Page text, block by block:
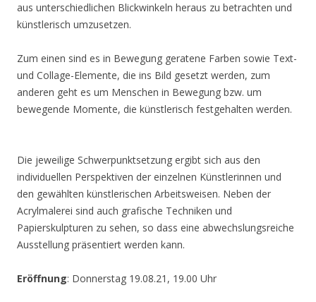
aus unterschiedlichen Blickwinkeln heraus zu betrachten und
künstlerisch umzusetzen.
Zum einen sind es in Bewegung geratene Farben sowie Text-
und Collage-Elemente, die ins Bild gesetzt werden, zum
anderen geht es um Menschen in Bewegung bzw. um
bewegende Momente, die künstlerisch festgehalten werden.
Die jeweilige Schwerpunktsetzung ergibt sich aus den
individuellen Perspektiven der einzelnen Künstlerinnen und
den gewählten künstlerischen Arbeitsweisen. Neben der
Acrylmalerei sind auch grafische Techniken und
Papierskulpturen zu sehen, so dass eine abwechslungsreiche
Ausstellung präsentiert werden kann.
Eröffnung: Donnerstag 19.08.21, 19.00 Uhr